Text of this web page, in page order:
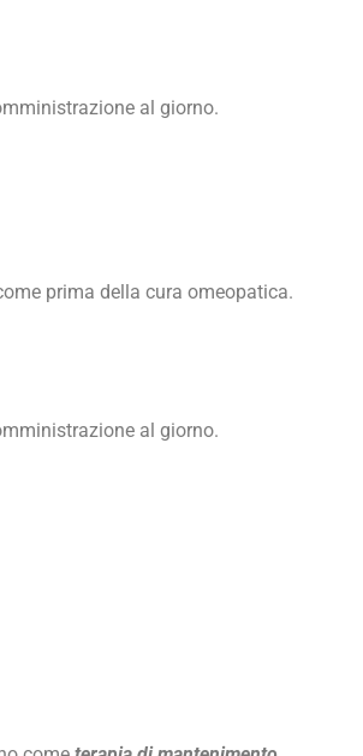
al giorno.
prima della cura omeopatica.
al giorno.